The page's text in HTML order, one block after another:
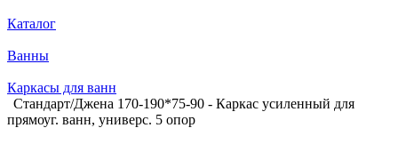
Каталог
Ванны
Каркасы для ванн
Стандарт/Джена 170-190*75-90 - Каркас усиленный для
прямоуг. ванн, универс. 5 опор